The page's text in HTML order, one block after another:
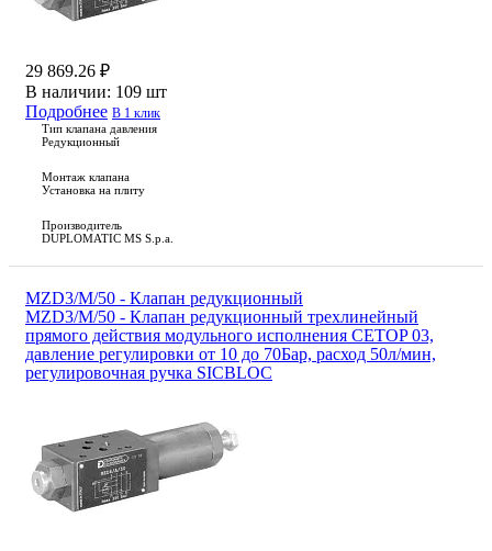
29 869.26 ₽
В наличии: 109 шт
Подробнее В 1 клик
Тип клапана давления
Редукционный
Монтаж клапана
Установка на плиту
Производитель
DUPLOMATIC MS S.p.a.
MZD3/M/50 - Клапан редукционный
MZD3/M/50 - Клапан редукционный трехлинейный
прямого действия модульного исполнения CETOP 03,
давление регулировки от 10 до 70Бар, расход 50л/мин,
регулировочная ручка SICBLOC